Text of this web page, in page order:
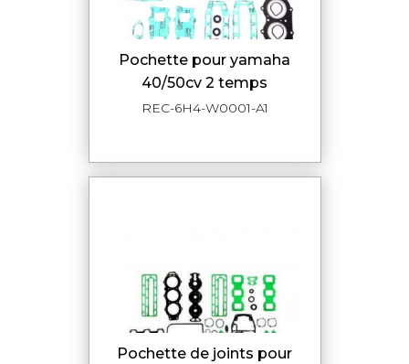
pochette pour yamaha
40/50cv 2 temps
REC-6H4-W0001-A1
pochette de joints pour